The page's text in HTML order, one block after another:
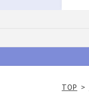
TOP >